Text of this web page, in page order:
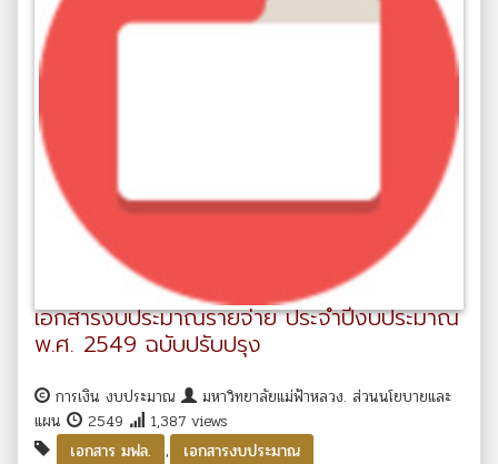
เอกสารงบประมาณรายจ่าย ประจำปีงบประมาณ
พ.ศ. 2549 ฉบับปรับปรุง
การเงิน งบประมาณ
มหาวิทยาลัยแม่ฟ้าหลวง. ส่วนนโยบายและ
แผน
2549
1,387 views
เอกสาร มฟล.
, เอกสารงบประมาณ